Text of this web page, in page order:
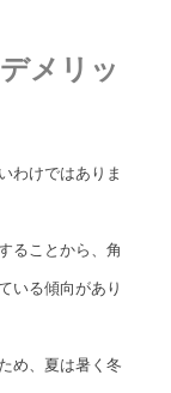
メリッ
わけではありま
ることから、角
いる傾向があり
め、夏は暑く冬